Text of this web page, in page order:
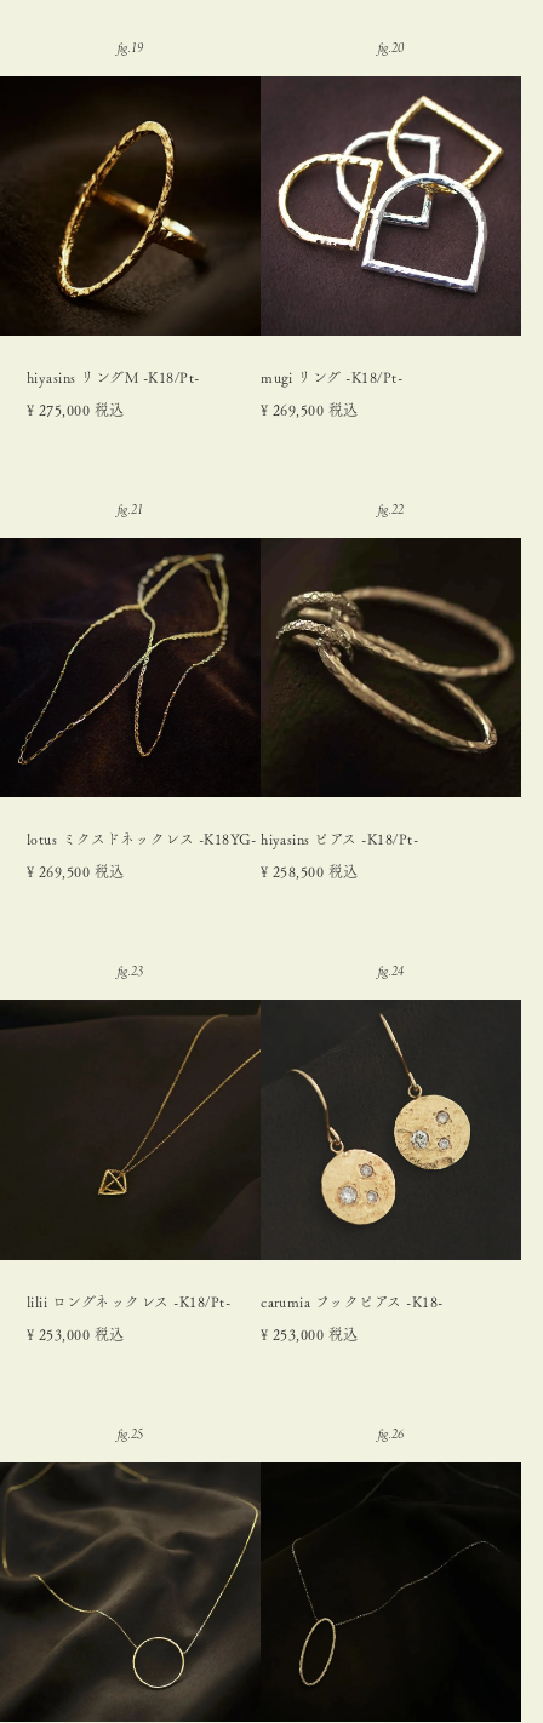
hiyasins リングM -K18/Pt-
¥ 275,000 税込
mugi リング -K18/Pt-
¥ 269,500 税込
lotus ミクスドネックレス -K18YG-
¥ 269,500 税込
hiyasins ピアス -K18/Pt-
¥ 258,500 税込
lilii ロングネックレス -K18/Pt-
¥ 253,000 税込
carumia フックピアス -K18-
¥ 253,000 税込